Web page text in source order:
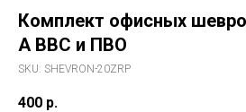
Комплект офисных
А ВВС и ПВО
SKU: SHEVRON-20ZRP
400 р.